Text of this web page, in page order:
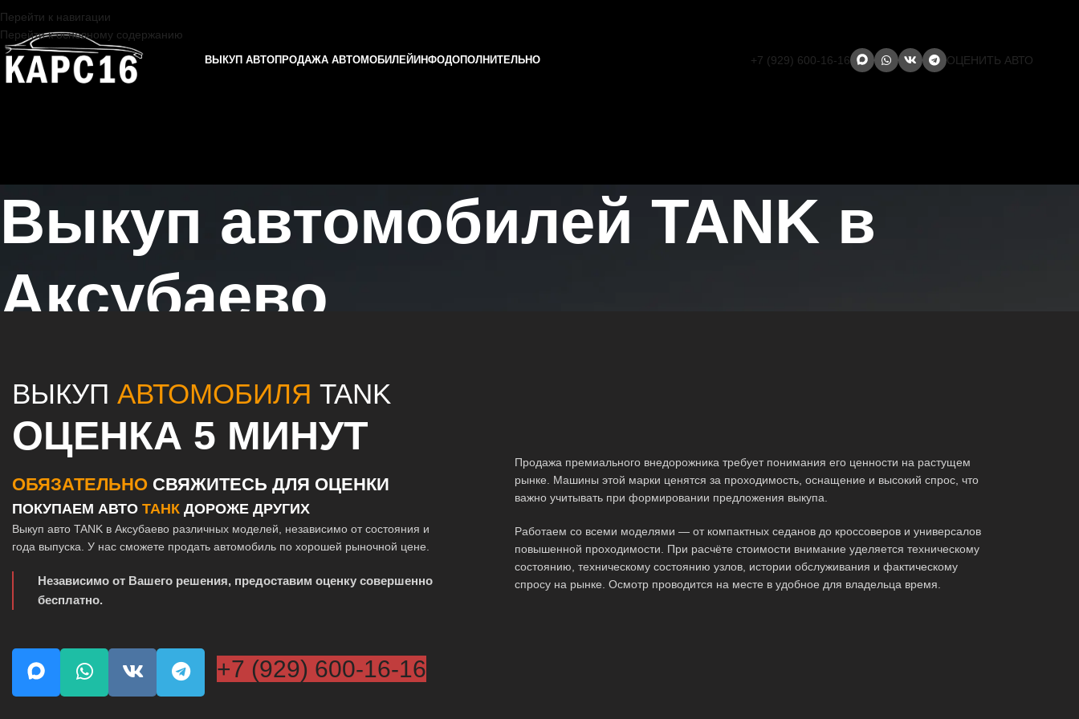
Перейти к навигации
Перейти к основному содержанию
ВЫКУП АВТОПРОДАЖА АВТОМОБИЛЕЙ ИНФОДОПОЛНИТЕЛЬНО +7 (929) 600-16-16 ОЦЕНИТЬ АВТО
Выкуп автомобилей TANK в
Аксубаево
ВЫКУП АВТОМОБИЛЯ TANK
ОЦЕНКА 5 МИНУТ
ОБЯЗАТЕЛЬНО СВЯЖИТЕСЬ ДЛЯ ОЦЕНКИ
ПОКУПАЕМ АВТО ТАНК ДОРОЖЕ ДРУГИХ
Выкуп авто TANK в Аксубаево различных моделей, независимо от состояния и
года выпуска. У нас сможете продать автомобиль по хорошей рыночной цене.
Независимо от Вашего решения, предоставим оценку совершенно
бесплатно.
+7 (929) 600-16-16
Продажа премиального внедорожника требует понимания его ценности на растущем
рынке. Машины этой марки ценятся за проходимость, оснащение и высокий спрос, что
важно учитывать при формировании предложения выкупа.
Работаем со всеми моделями — от компактных седанов до кроссоверов и универсалов
повышенной проходимости. При расчёте стоимости внимание уделяется техническому
состоянию, техническому состоянию узлов, истории обслуживания и фактическому
спросу на рынке. Осмотр проводится на месте в удобное для владельца время.